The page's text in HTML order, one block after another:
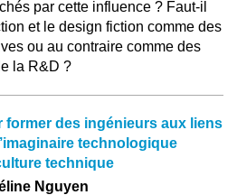
par cette influence ? Faut-il
et le design fiction comme des
ou au contraire comme des
la R&D ?
former des ingénieurs aux liens
technologique
technique
Nguyen